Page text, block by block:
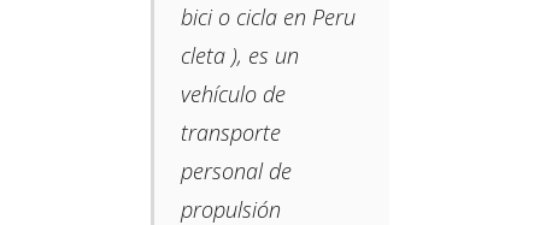
bici o cicla en Peru
cleta ​​), es un
vehículo de
transporte
personal de
propulsión